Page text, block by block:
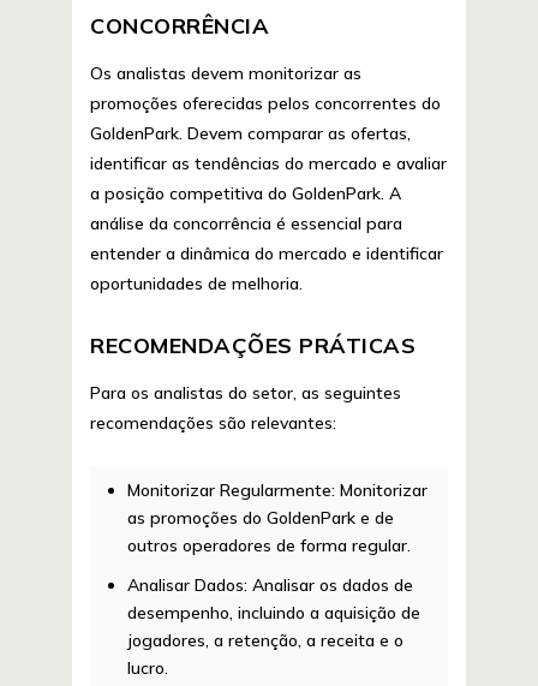
CONCORRÊNCIA
Os analistas devem monitorizar as
promoções oferecidas pelos concorrentes do
GoldenPark. Devem comparar as ofertas,
identificar as tendências do mercado e avaliar
a posição competitiva do GoldenPark. A
análise da concorrência é essencial para
entender a dinâmica do mercado e identificar
oportunidades de melhoria.
RECOMENDAÇÕES PRÁTICAS
Para os analistas do setor, as seguintes
recomendações são relevantes:
Monitorizar Regularmente: Monitorizar
as promoções do GoldenPark e de
outros operadores de forma regular.
Analisar Dados: Analisar os dados de
desempenho, incluindo a aquisição de
jogadores, a retenção, a receita e o
lucro.